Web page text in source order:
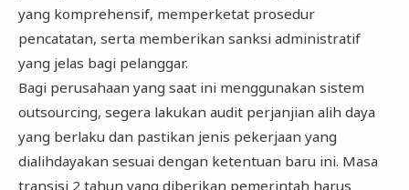
yang komprehensif, memperketat prosedur
pencatatan, serta memberikan sanksi administratif
yang jelas bagi pelanggar.
Bagi perusahaan yang saat ini menggunakan sistem
outsourcing, segera lakukan audit perjanjian alih daya
yang berlaku dan pastikan jenis pekerjaan yang
dialihdayakan sesuai dengan ketentuan baru ini. Masa
transisi 2 tahun yang diberikan pemerintah harus